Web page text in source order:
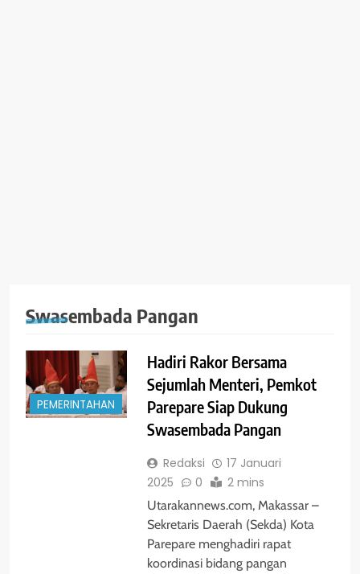
Swasembada Pangan
PEMERINTAHAN
Hadiri Rakor Bersama
Sejumlah Menteri, Pemkot
Parepare Siap Dukung
Swasembada Pangan
Redaksi
17 Januari
2025
0 2 mins
Utarakannews.com, Makassar –
Sekretaris Daerah (Sekda) Kota
Parepare menghadiri rapat
koordinasi bidang pangan